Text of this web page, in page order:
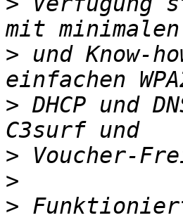
> und Know-
> DHCP und
>
>
>